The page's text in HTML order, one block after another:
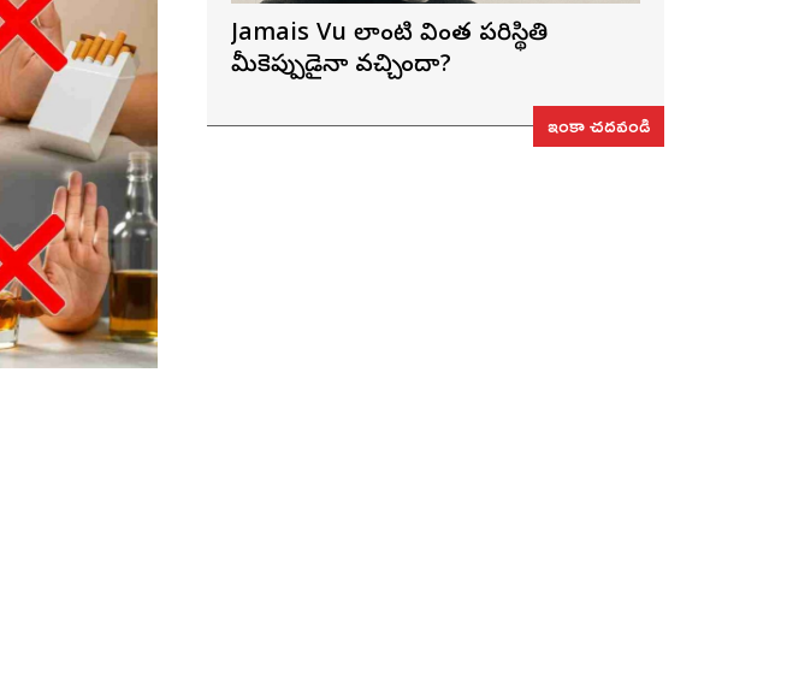
Jamais Vu లాంటి వింత పరిస్థితి
మీకెప్పుడైనా వచ్చిందా?
ఇంకా చదవండి